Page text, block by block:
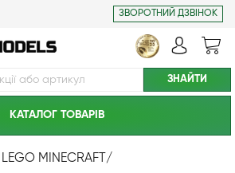
ЗВОРОТНИЙ ДЗВІНОК
КАТАЛОГ ТОВАРIВ
LEGO MINECRAFT /